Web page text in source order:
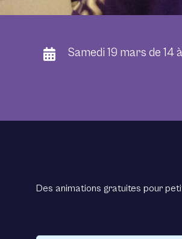
Samedi 19 mars de 14
Des animations gratuites pour